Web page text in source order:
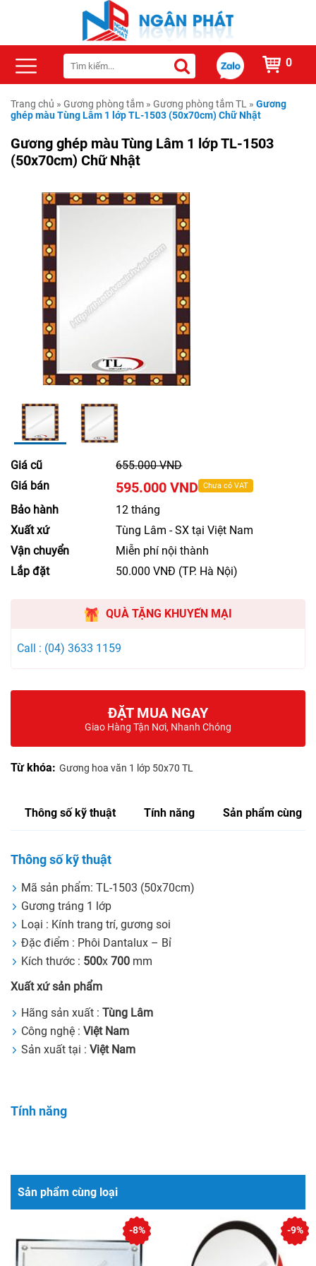
0
Trang chủ » Gương phòng tắm » Gương phòng tắm TL » Gương
ghép màu Tùng Lâm 1 lớp TL-1503 (50x70cm) Chữ Nhật
Gương ghép màu Tùng Lâm 1 lớp TL-1503
(50x70cm) Chữ Nhật
Giá cũ
655.000 VND
Giá bán
595.000 VND Chưa có VAT
Bảo hành
12 tháng
Xuất xứ
Tùng Lâm - SX tại Việt Nam
Vận chuyển
Miễn phí nội thành
Lắp đặt
50.000 VNĐ (TP. Hà Nội)
QUÀ TẶNG KHUYẾN MẠI
Call : (04) 3633 1159
ĐẶT MUA NGAY
Giao Hàng Tận Nơi, Nhanh Chóng
Từ khóa: Gương hoa văn 1 lớp 50x70 TL
Thông số kỹ thuật Tính năng Sản phẩm cùng
Thông số kỹ thuật
Mã sản phẩm: TL-1503 (50x70cm)
Gương tráng 1 lớp
Loại : Kính trang trí, gương soi
Đặc điểm : Phôi Dantalux – Bỉ
Kích thước : 500x 700 mm
Xuất xứ sản phẩm
Hãng sản xuất : Tùng Lâm
Công nghệ : Việt Nam
Sản xuất tại : Việt Nam
Tính năng
Sản phẩm cùng loại
-8% -9%